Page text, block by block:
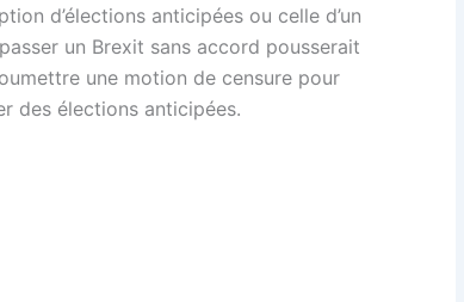
d’élections anticipées ou celle d’un
un Brexit sans accord pousserait
une motion de censure pour
des élections anticipées.